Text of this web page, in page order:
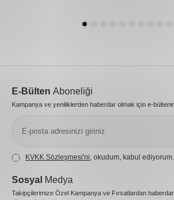
E-Bülten Aboneliği
Kampanya ve yeniliklerden haberdar olmak için e-
KVKK Sözleşmesi'ni , okudum, kabul ediyorum.
Sosyal Medya
Takipçilerimize Özel Kampanya ve Fırsatlardan